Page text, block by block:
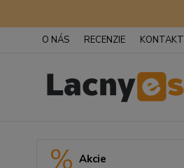
O NÁS RECENZIE KONTAKT
Akcie